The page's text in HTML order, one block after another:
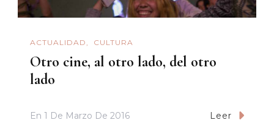
ACTUALIDAD CULTURA
Otro cine, al otro lado, del otro
lado
En 1 De Marzo De 2016 Leer